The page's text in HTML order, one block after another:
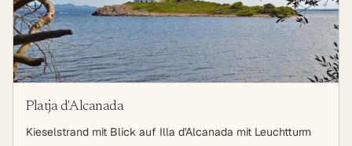
Platja d'Alcanada
Kieselstrand mit Blick auf Illa d'Alcanada mit Leuchtturm